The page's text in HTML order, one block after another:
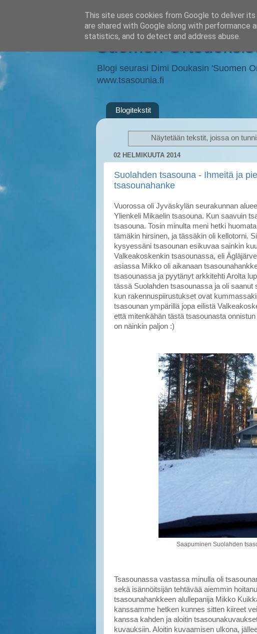
Suomen
Blogi seurasi Dimi Doukasin 'Suomen
www.tsasounia.fi
Blogitekstit
Näytetään tekstit, joissa on
02 HELMIKUUTA 2014
Suolahden tsasouna - Ihmeitä ja
tsasounahanke
Vuorossa oli Jyväskylän seurakunnan
Ylienkeli Mikaelin tsasouna. Kun saavuin
tsasouna. Tosin minulta meni hetki
tämäkin hirsinen, ja tässäkin oli kellotorni.
kysyessäni tsasounan esikuvaa sainkin
Valkeakoskenkin tsasounassa, eli
asiassa Mikko oli aikanaan
tsasounassa ja pyytänyt arkkitehti Arolta
tässä Suolahden tsasounassa ja oli
kun rakennuspiirustukset ovat
tsasounan ympärillä jopa eilistä
että mitenkähän tästä tsasounasta
on näinkin paljon :)
Saapuminen Suolahden
Tsasounassa vastassa minulla oli
sekä isännöitsijän tehtävää aiemmin
tsasounahankkeen alullepanija Mikko
kanssamme hetken kunnes sitten kiireet
kanssa kahden ja aloitin
kuvauksiin. Aloitin kuvaamisen ulkona,
This site uses cookies from Google to deliver
are shared with Google along with
statistics, and to detect and address abuse.